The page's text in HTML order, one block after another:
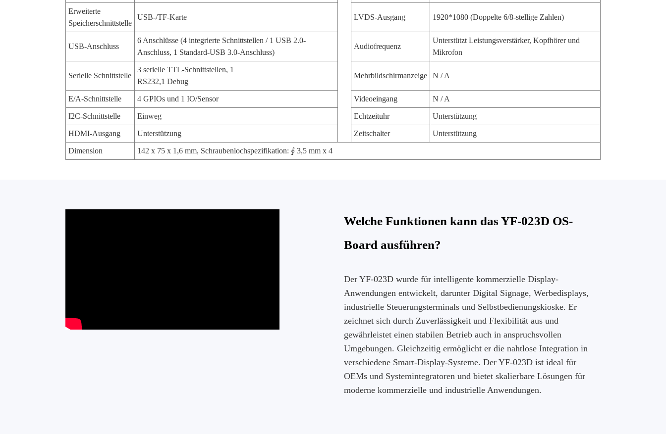
Erweiterte
Speicherschnittstelle
USB-/TF-Karte LVDS-Ausgang 1920*1080 (Doppelte 6/8-stellige Zahlen)
USB-Anschluss
6 Anschlüsse (4 integrierte Schnittstellen / 1 USB 2.0-
Anschluss, 1 Standard-USB 3.0-Anschluss)
Audiofrequenz
Unterstützt Leistungsverstärker, Kopfhörer und
Mikrofon
Serielle Schnittstelle
3 serielle TTL-Schnittstellen, 1
RS232,1 Debug
Mehrbildschirmanzeige N / A
E/A-Schnittstelle 4 GPIOs und 1 IO/Sensor Videoeingang N / A
I2C-Schnittstelle Einweg Echtzeituhr Unterstützung
HDMI-Ausgang Unterstützung Zeitschalter Unterstützung
Dimension 142 x 75 x 1,6 mm, Schraubenlochspezifikation: ∮ 3,5 mm x 4
Welche Funktionen kann das YF-023D OS-
Board ausführen?
Der YF-023D wurde für intelligente kommerzielle Display-
Anwendungen entwickelt, darunter Digital Signage, Werbedisplays,
industrielle Steuerungsterminals und Selbstbedienungskioske. Er
zeichnet sich durch Zuverlässigkeit und Flexibilität aus und
gewährleistet einen stabilen Betrieb auch in anspruchsvollen
Umgebungen. Gleichzeitig ermöglicht er die nahtlose Integration in
verschiedene Smart-Display-Systeme. Der YF-023D ist ideal für
OEMs und Systemintegratoren und bietet skalierbare Lösungen für
moderne kommerzielle und industrielle Anwendungen.